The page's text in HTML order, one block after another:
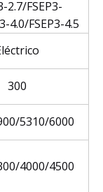
2.7/FSEP3-
4.0/FSEP3-4.5
300
5310/6000
4000/4500